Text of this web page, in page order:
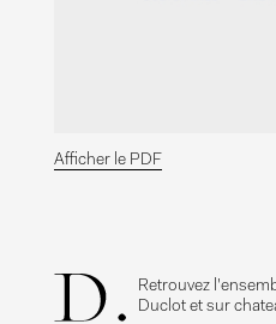
Afficher le PDF
Retrouvez
Duclot et sur